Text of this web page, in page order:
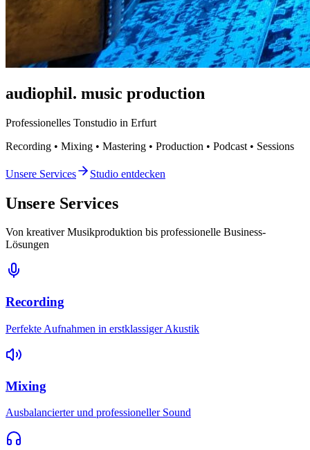
audiophil. music production
Professionelles Tonstudio in Erfurt
Recording • Mixing • Mastering • Production • Podcast • Sessions
Unsere Services Studio entdecken
Unsere Services
Von kreativer Musikproduktion bis professionelle Business-
Lösungen
Recording
Perfekte Aufnahmen in erstklassiger Akustik
Mixing
Ausbalancierter und professioneller Sound